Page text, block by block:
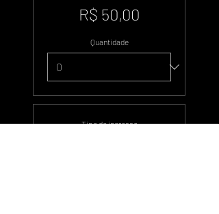
R$ 50,00
Quantidade
Tipo de ingresso